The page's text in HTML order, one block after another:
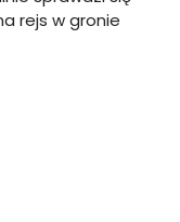
rejs w gronie